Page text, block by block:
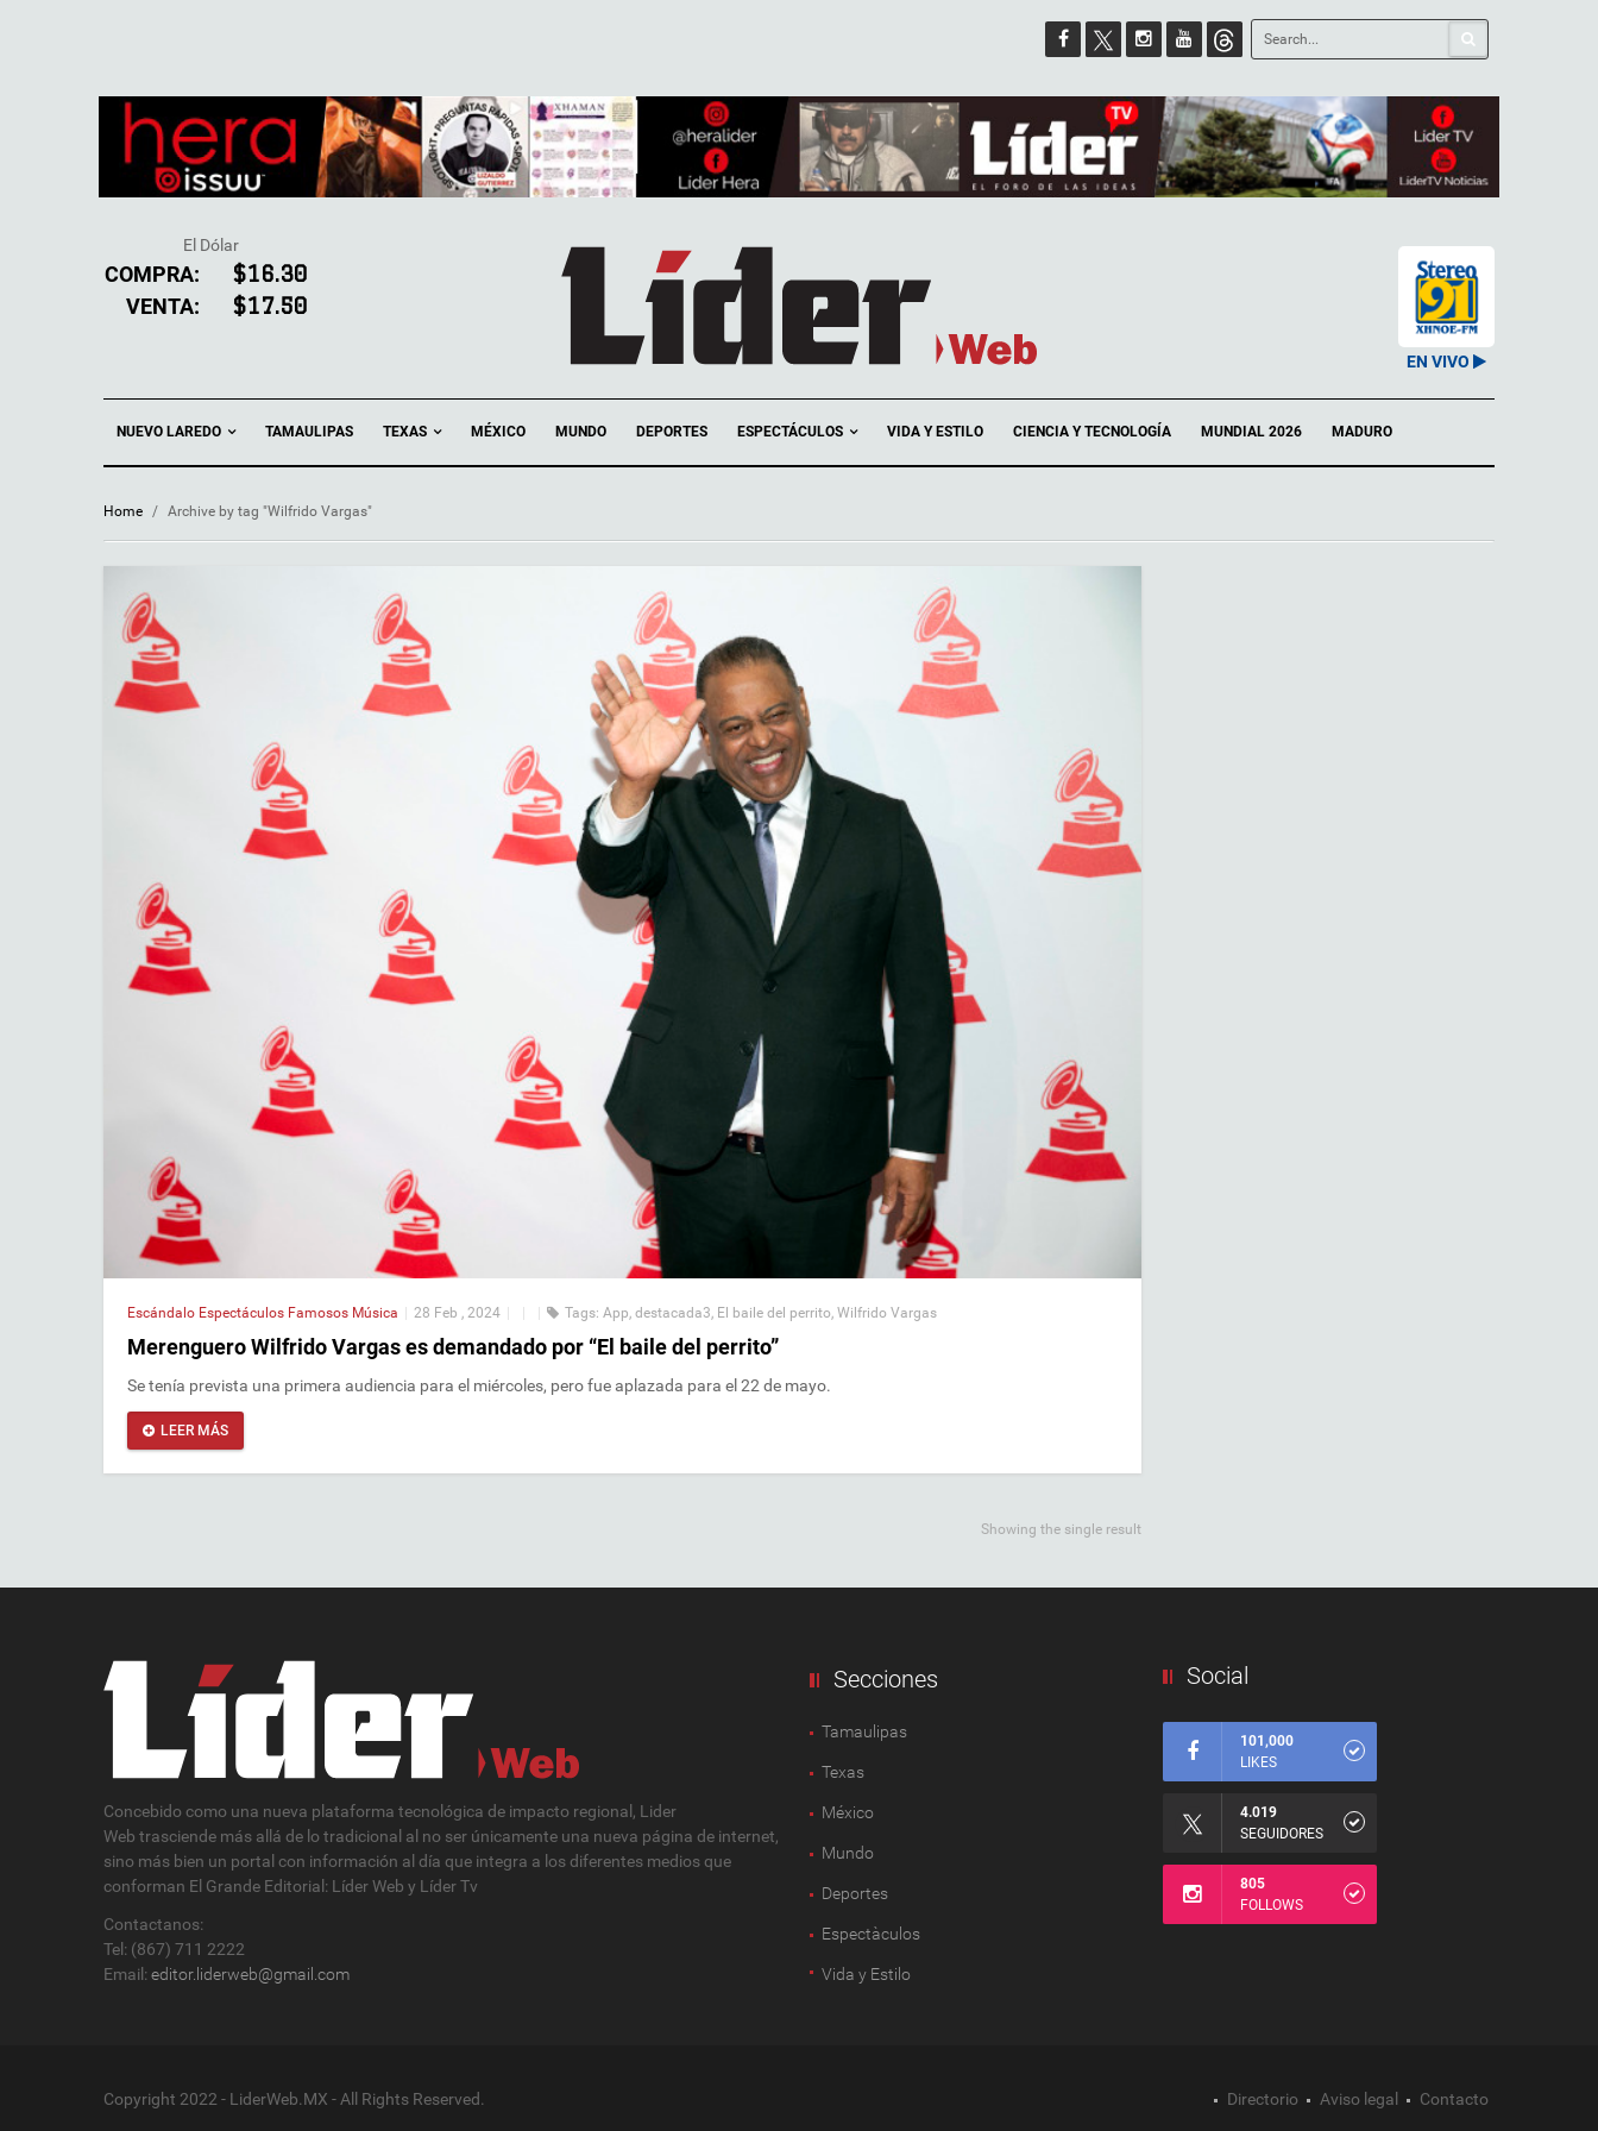
El Dólar
COMPRA: $16.30
VENTA: $17.50
EN VIVO
NUEVO LAREDO TAMAULIPAS TEXAS MÉXICO MUNDO DEPORTES ESPECTÁCULOS VIDA Y ESTILO CIENCIA Y TECNOLOGÍA MUNDIAL 2026 MADURO
Home / Archive by tag "Wilfrido Vargas"
Escándalo Espectáculos Famosos Música | 28 Feb , 2024 | | | Tags: App destacada3 El baile del perrito Wilfrido Vargas
Merenguero Wilfrido Vargas es demandado por “El baile del perrito”
Se tenía prevista una primera audiencia para el miércoles, pero fue aplazada para el 22 de mayo.
LEER MÁS
Showing the single result
Concebido como una nueva plataforma tecnológica de impacto regional, Lider
Web trasciende más allá de lo tradicional al no ser únicamente una nueva página de internet,
sino más bien un portal con información al día que integra a los diferentes medios que
conforman El Grande Editorial: Líder Web y Líder Tv
Contactanos:
Tel: (867) 711 2222
Email: editor.liderweb@gmail.com
Secciones
Tamaulipas
Texas
México
Mundo
Deportes
Espectàculos
Vida y Estilo
Social
101,000
LIKES
4.019
SEGUIDORES
805
FOLLOWS
Copyright 2022 - LiderWeb.MX - All Rights Reserved. Directorio Aviso legal Contacto